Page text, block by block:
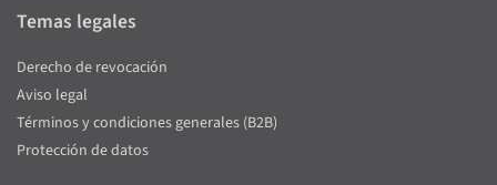
Temas legales
Derecho de revocación
Aviso legal
Términos y condiciones generales (B2B)
Protección de datos